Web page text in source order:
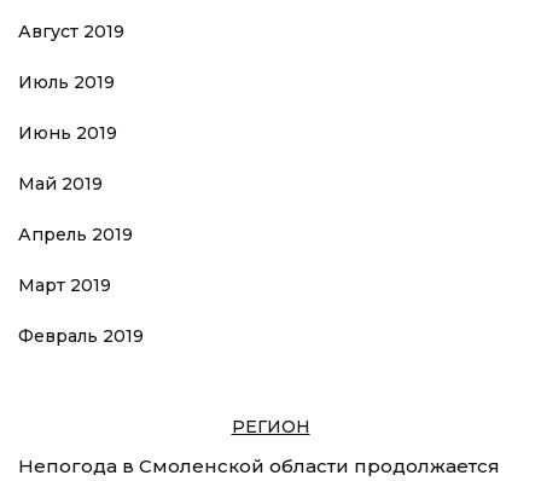
Август 2019
Июль 2019
Июнь 2019
Май 2019
Апрель 2019
Март 2019
Февраль 2019
РЕГИОН
Непогода в Смоленской области продолжается